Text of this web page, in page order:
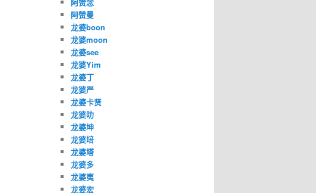
阿赞念
阿赞曼
龙婆boon
龙婆moon
龙婆see
龙婆Yim
龙婆丁
龙婆严
龙婆卡贤
龙婆叻
龙婆坤
龙婆培
龙婆塔
龙婆多
龙婆夷
龙婆宏